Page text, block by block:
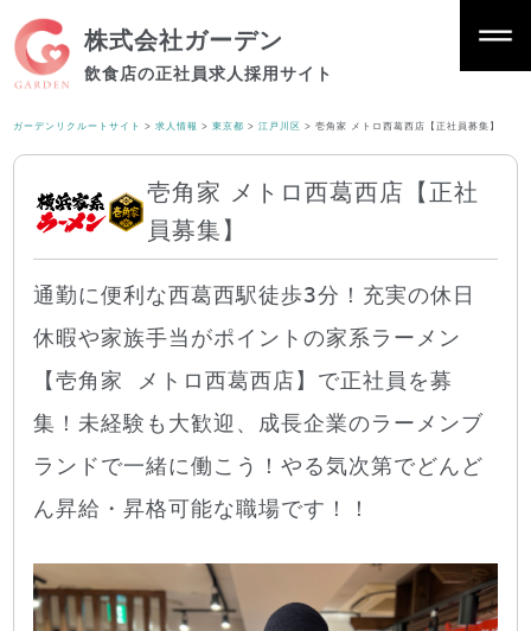
株式会社ガーデン
飲食店の正社員求人採用サイト
ガーデンリクルートサイト >求人情報 >東京都 >江戸川区 >壱角家 メトロ西葛西店【正社員募集】
壱角家 メトロ西葛西店【正社
員募集】
通勤に便利な西葛西駅徒歩3分！充実の休日
休暇や家族手当がポイントの家系ラーメン
【壱角家 メトロ西葛西店】で正社員を募
集！未経験も大歓迎、成長企業のラーメンブ
ランドで一緒に働こう！やる気次第でどんど
ん昇給・昇格可能な職場です！！